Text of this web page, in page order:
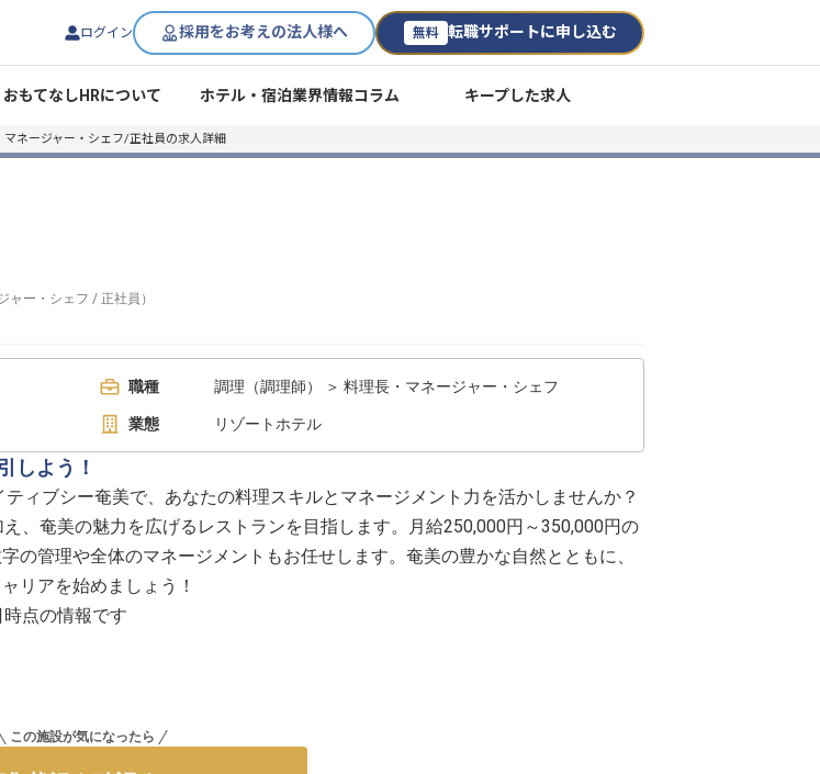
ログイン 採用をお考えの法人様へ 無料 転職サポートに申し込む
おもてなしHRについて ホテル・宿泊業界情報コラム キープした求人
マネージャー・シェフ/正社員の求人詳細
ャー・シェフ / 正社員 ）
職種 調理（調理師） ＞ 料理長・マネージャー・シェフ
業態 リゾートホテル
しよう！
ティブシー奄美で、あなたの料理スキルとマネージメント力を活かしませんか？
、奄美の魅力を広げるレストランを目指します。月給250,000円～350,000円の
の管理や全体のマネージメントもお任せします。奄美の豊かな自然とともに、
リアを始めましょう！
点の情報です
この施設が気になったら